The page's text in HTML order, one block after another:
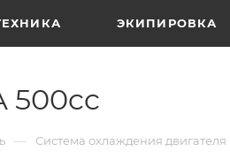
ЭКИПИРОВКА
500cc
— Система охлаждения двигателя